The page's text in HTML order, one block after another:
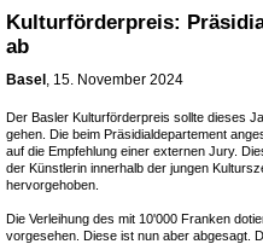
Kulturförderpreis:
ab
Basel , 15. November 2024
Der Basler Kulturförderpreis sollte dieses
gehen. Die beim Präsidialdepartement
auf die Empfehlung einer externen Jury.
der Künstlerin innerhalb der jungen
hervorgehoben.
Die Verleihung des mit 10'000 Franken
vorgesehen. Diese ist nun aber abgesagt.